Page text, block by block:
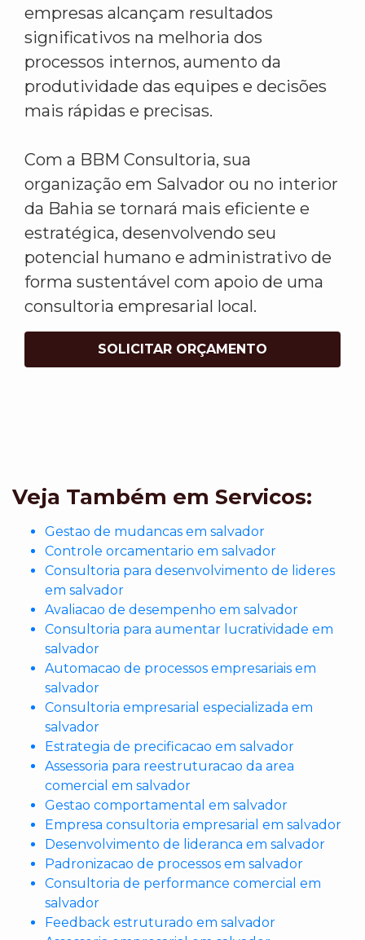
empresas alcançam resultados
significativos na melhoria dos
processos internos, aumento da
produtividade das equipes e decisões
mais rápidas e precisas.
Com a BBM Consultoria, sua
organização em Salvador ou no interior
da Bahia se tornará mais eficiente e
estratégica, desenvolvendo seu
potencial humano e administrativo de
forma sustentável com apoio de uma
consultoria empresarial local.
SOLICITAR ORÇAMENTO
Veja Também em Servicos:
Gestao de mudancas em salvador
Controle orcamentario em salvador
Consultoria para desenvolvimento de lideres
em salvador
Avaliacao de desempenho em salvador
Consultoria para aumentar lucratividade em
salvador
Automacao de processos empresariais em
salvador
Consultoria empresarial especializada em
salvador
Estrategia de precificacao em salvador
Assessoria para reestruturacao da area
comercial em salvador
Gestao comportamental em salvador
Empresa consultoria empresarial em salvador
Desenvolvimento de lideranca em salvador
Padronizacao de processos em salvador
Consultoria de performance comercial em
salvador
Feedback estruturado em salvador